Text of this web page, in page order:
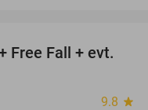
30%
Free Fall + evt.
9.8 star